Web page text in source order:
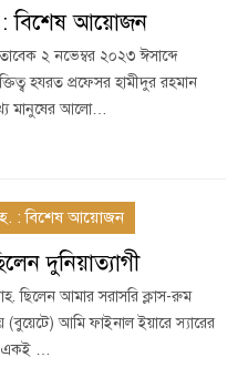
: বিশেষ আয়োজন
২ নভেম্বর ২০২৩ ঈসাব্দে
হযরত প্রফেসর হামীদুর রহমান
মানুষের আলো…
: বিশেষ আয়োজন
দুনিয়াত্যাগী
ছিলেন আমার সরাসরি ক্লাস-রুম
(বুয়েটে) আমি ফাইনাল ইয়ারে স্যারের
একই …